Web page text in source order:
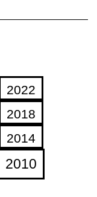
2022
2018
2014
2010